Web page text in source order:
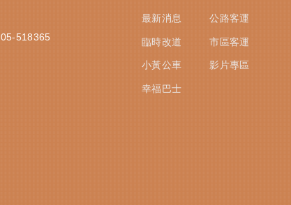
518365
最新消息
臨時改道
小黃公車
幸福巴士
公路客運
市區客運
影片專區